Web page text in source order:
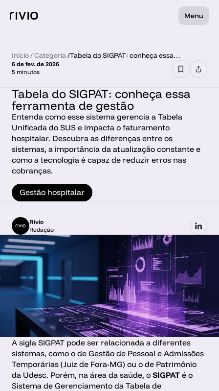
Menu
Início / Categoria /Tabela do SIGPAT: conheça essa
Tabela do SIGPAT: conheça essa
ferramenta de gestão
Entenda como esse sistema gerencia a Tabela
Unificada do SUS e impacta o faturamento
hospitalar. Descubra as diferenças entre os
sistemas, a importância da atualização constante e
como a tecnologia é capaz de reduzir erros nas
cobranças.
Gestão hospitalar
Rivio
Redação
6 de fev. de 2026
5 minutos
A sigla SIGPAT pode ser relacionada a diferentes
sistemas, como o de Gestão de Pessoal e Admissões
Temporárias (Juiz de Fora-MG) ou o de Patrimônio
da Udesc. Porém, na área da saúde, o SIGPAT é o
Sistema de Gerenciamento da Tabela de